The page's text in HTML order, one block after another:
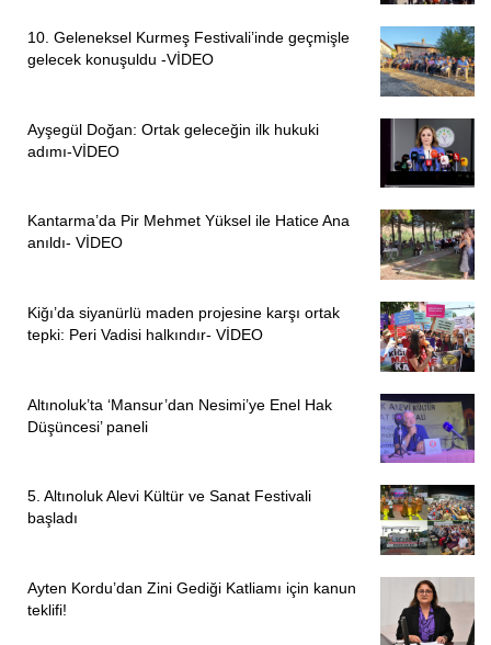
10. Geleneksel Kurmeş Festivali’inde geçmişle
gelecek konuşuldu -VİDEO
Ayşegül Doğan: Ortak geleceğin ilk hukuki
adımı-VİDEO
Kantarma’da Pir Mehmet Yüksel ile Hatice Ana
anıldı- VİDEO
Kiğı’da siyanürlü maden projesine karşı ortak
tepki: Peri Vadisi halkındır- VİDEO
Altınoluk’ta ‘Mansur’dan Nesimi’ye Enel Hak
Düşüncesi’ paneli
5. Altınoluk Alevi Kültür ve Sanat Festivali
başladı
Ayten Kordu’dan Zini Gediği Katliamı için kanun
teklifi!